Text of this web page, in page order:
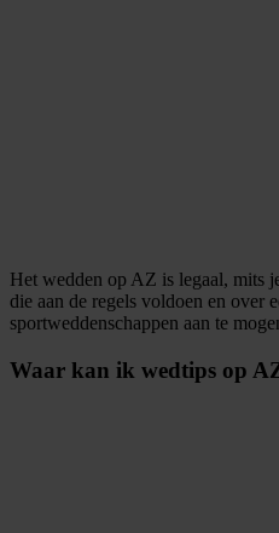
Het wedden op AZ is legaal, mits
die aan de regels voldoen en over
sportweddenschappen aan te
Waar kan ik wedtips op